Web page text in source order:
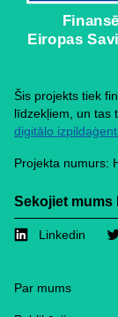
Šis projekts tiek
līdzekļiem, un tas
digitālo
Projekta numurs:
Sekojiet mums
Linkedin
Footer
Par mums